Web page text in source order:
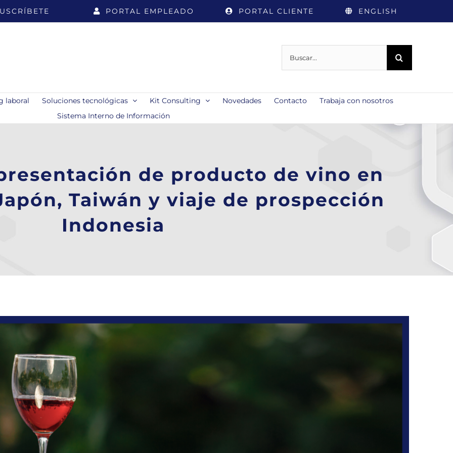
PORTAL EMPLEADO PORTAL CLIENTE ENGLISH
laboral Soluciones tecnológicas Kit Consulting Novedades Contacto
Trabaja con nosotros
Sistema Interno de Información
de producto de vino en
Taiwán y viaje de prospección
Indonesia